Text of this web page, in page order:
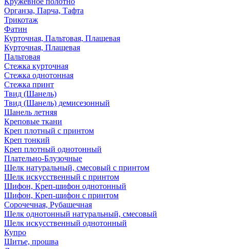
Органза, Парча, Тафта
Трикотаж
Фатин
Курточная, Пальтовая, Плащевая
Курточная, Плащевая
Пальтовая
Стежка курточная
Стежка однотонная
Стежка принт
Твид (Шанель)
Твид (Шанель) демисезонный
Шанель летняя
Креповые ткани
Креп плотный с принтом
Креп тонкий
Креп плотный однотонный
Плательно-Блузочные
Шелк натуральный, смесовый с принтом
Шелк искусственный с принтом
Шифон, Креп-шифон однотонный
Шифон, Креп-шифон с принтом
Сорочечная, Рубашечная
Шелк однотонный натуральный, смесовый
Шелк искусственный однотонный
Купро
Шитье, прошва